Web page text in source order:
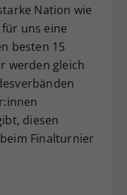
Nation wie
uns eine
besten 15
werden gleich
diesen
Finalturnier